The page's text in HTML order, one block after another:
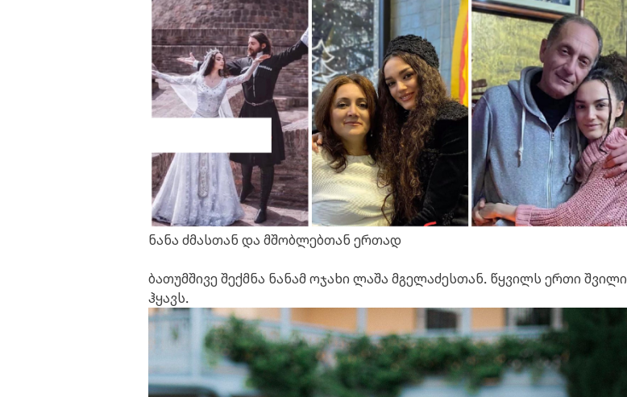
ნანა ძმასთან და მშობლებთან ერთად
ბათუმშივე შექმნა ნანამ ოჯახი ლაშა მგელაძესთან. წყვილს ერთი შვილი
ჰყავს.